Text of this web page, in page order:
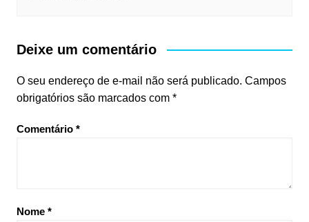
Deixe um comentário
O seu endereço de e-mail não será publicado. Campos
obrigatórios são marcados com *
Comentário *
Nome *